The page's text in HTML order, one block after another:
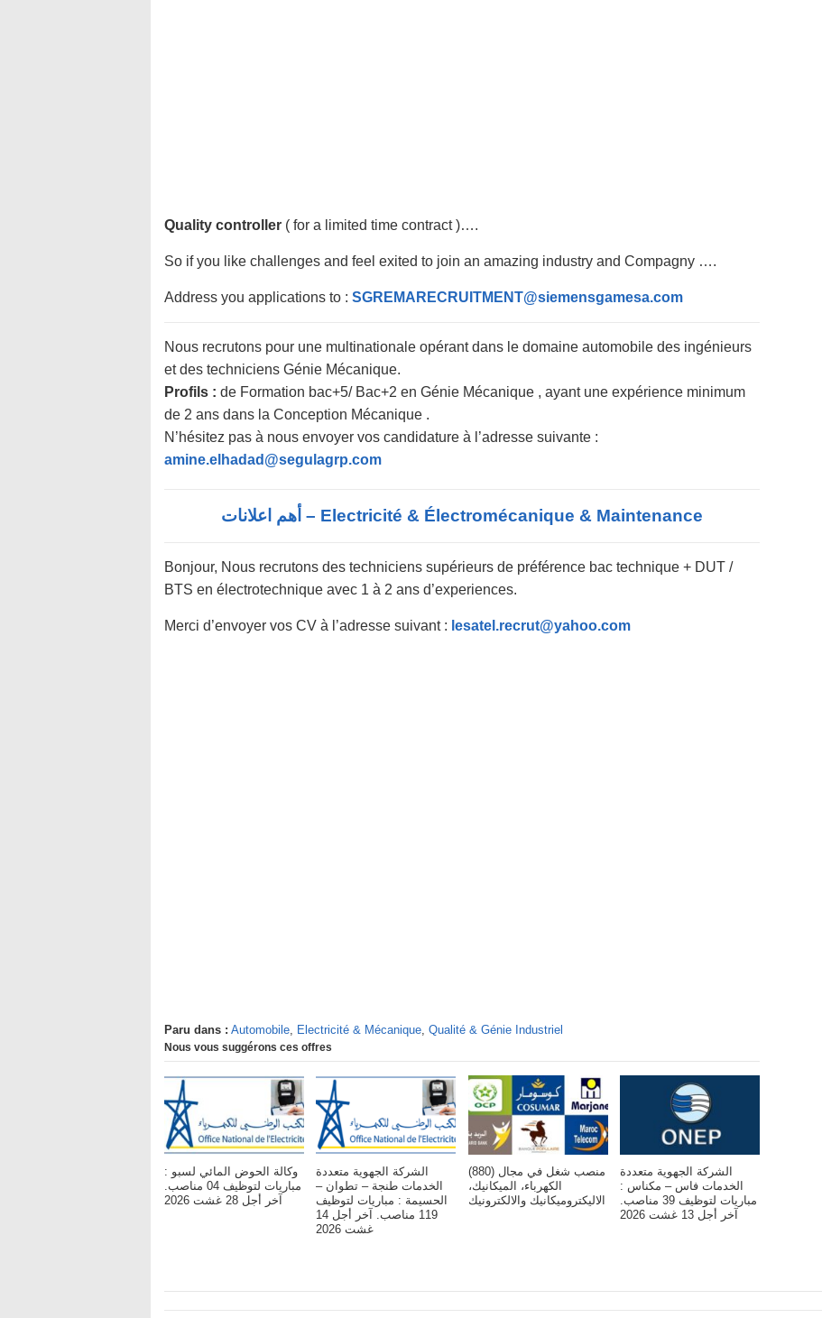
Quality controller ( for a limited time contract )….
So if you like challenges and feel exited to join an amazing industry and Compagny ….
Address you applications to : SGREMARECRUITMENT@siemensgamesa.com
Nous recrutons pour une multinationale opérant dans le domaine automobile des ingénieurs
et des techniciens Génie Mécanique.
Profils : de Formation bac+5/ Bac+2 en Génie Mécanique , ayant une expérience minimum
de 2 ans dans la Conception Mécanique .
N’hésitez pas à nous envoyer vos candidature à l’adresse suivante :
amine.elhadad@segulagrp.com
Electricité & Électromécanique & Maintenance – أهم اعلانات
Bonjour, Nous recrutons des techniciens supérieurs de préférence bac technique + DUT /
BTS en électrotechnique avec 1 à 2 ans d’experiences.
Merci d’envoyer vos CV à l’adresse suivant : lesatel.recrut@yahoo.com
Paru dans : Automobile, Electricité & Mécanique, Qualité & Génie Industriel
Nous vous suggérons ces offres
وكالة الحوض المائي لسبو :
مباريات لتوظيف 04 مناصب.
آخر أجل 28 غشت 2026
الشركة الجهوية متعددة
الخدمات طنجة – تطوان –
الحسيمة : مباريات لتوظيف
119 مناصب. آخر أجل 14
غشت 2026
(880) منصب شغل في مجال
الكهرباء، الميكانيك،
الاليكتروميكانيك والالكترونيك
الشركة الجهوية متعددة
الخدمات فاس – مکناس :
مباريات لتوظيف 39 مناصب.
آخر أجل 13 غشت 2026